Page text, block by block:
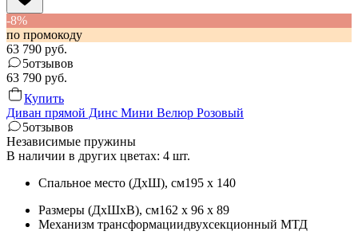
-8%
по промокоду
63 790 руб.
5отзывов
63 790 руб.
Купить
Диван прямой Динс Мини Велюр Розовый
5отзывов
Независимые пружины
В наличии в других цветах: 4 шт.
Спальное место (ДхШ), см195 x 140
Размеры (ДхШхВ), см162 x 96 x 89
Механизм трансформациидвухсекционный МТД